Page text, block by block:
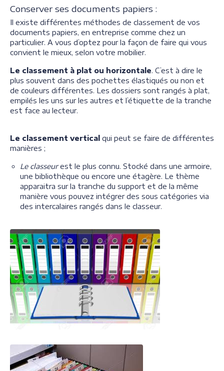
Conserver ses documents papiers :
Il existe différentes méthodes de classement de vos
documents papiers, en entreprise comme chez un
particulier. A vous d’optez pour la façon de faire qui vous
convient le mieux, selon votre mobilier.
Le classement à plat ou horizontale. C’est à dire le
plus souvent dans des pochettes élastiqués ou non et
de couleurs différentes. Les dossiers sont rangés à plat,
empilés les uns sur les autres et l’étiquette de la tranche
est face au lecteur.
Le classement vertical qui peut se faire de différentes
manières ;
Le classeurest le plus connu. Stocké dans une armoire,
une bibliothèque ou encore une étagère. Le thème
apparaitra sur la tranche du support et de la même
manière vous pouvez intégrer des sous catégories via
des intercalaires rangés dans le classeur.